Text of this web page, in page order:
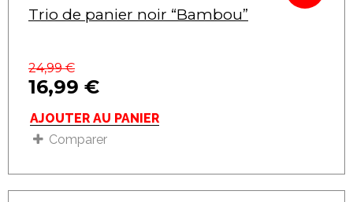
Trio de panier noir “Bambou”
24,99€
16,99 €
AJOUTER AU PANIER
Comparer